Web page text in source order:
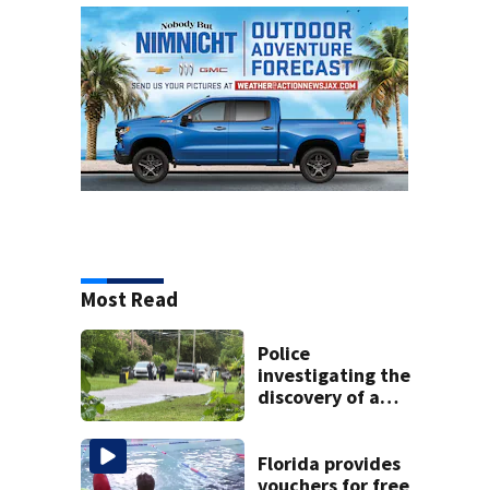
Most Read
Police
investigating the
discovery of a
neighborhood
Florida provides
vouchers for free